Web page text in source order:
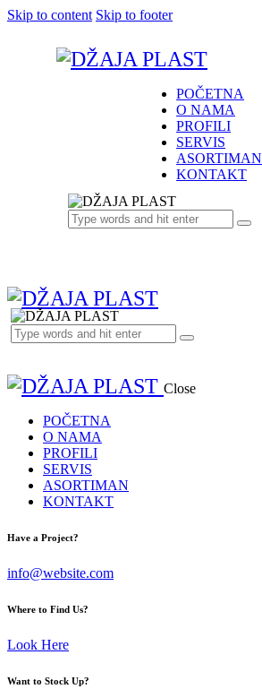
Skip to content Skip to footer
POČETNA
O NAMA
PROFILI
SERVIS
ASORTIMAN
KONTAKT
Close
POČETNA
O NAMA
PROFILI
SERVIS
ASORTIMAN
KONTAKT
facebook-
instagram
Have a Project?
info@website.com
Where to Find Us?
Look Here
Want to Stock Up?